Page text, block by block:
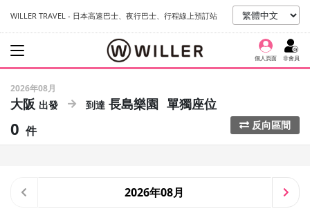
WILLER TRAVEL - 日本高速巴士、夜行巴士、行程線上預訂站
個人頁面 非會員
2026年08月
大阪 長島樂園 單獨座位
0 件 反向區間
2026年08月